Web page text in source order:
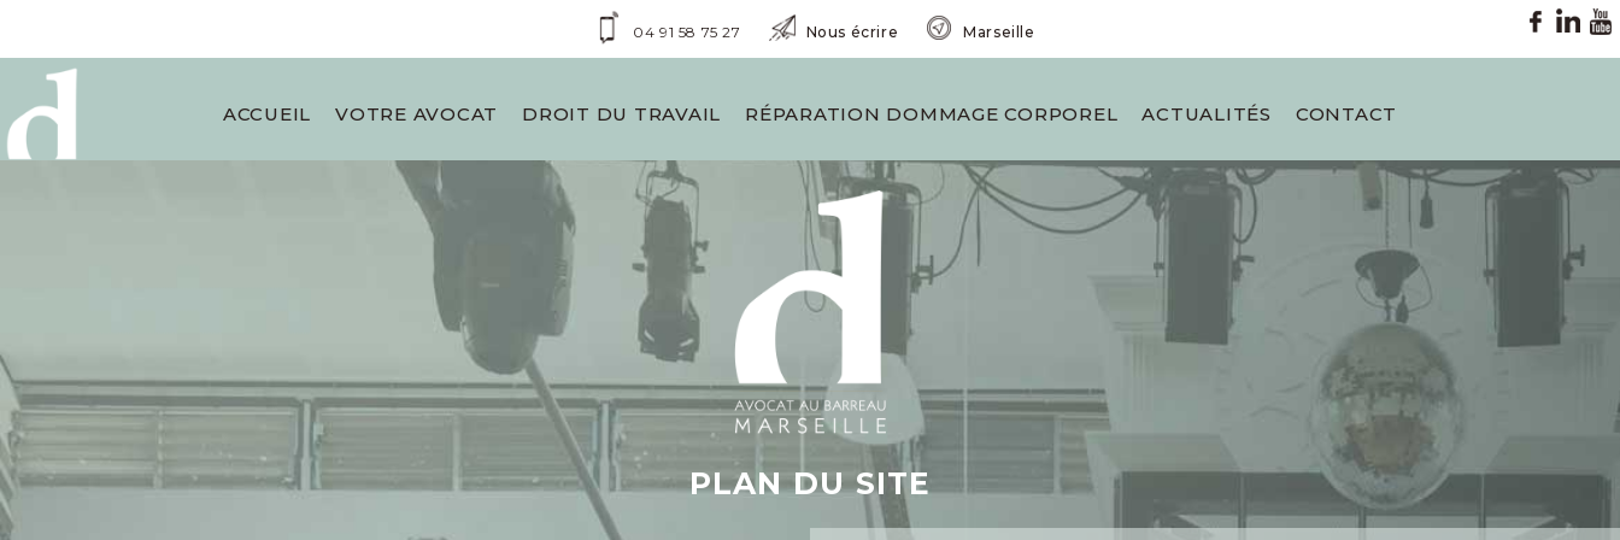
04 91 58 75 27 Nous écrire Marseille
ACCUEIL VOTRE AVOCAT DROIT DU TRAVAIL RÉPARATION DOMMAGE CORPOREL ACTUALITÉS CONTACT
PLAN DU SITE